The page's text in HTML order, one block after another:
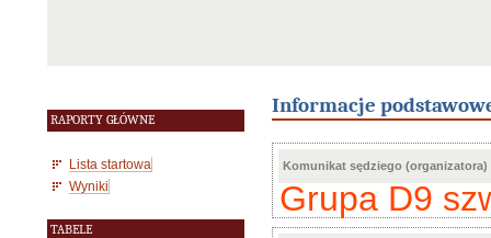
RAPORTY GŁÓWNE
Lista startowa
Wyniki
TABELE
Informacje
Komunikat sędziego (organizatora)
Grupa D9